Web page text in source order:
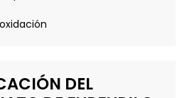
DEL